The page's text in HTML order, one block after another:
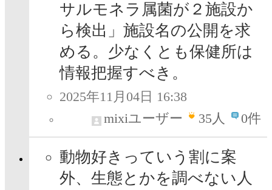
サルモネラ属菌が２施設か
ら検出」施設名の公開を求
める。少なくとも保健所は
情報把握すべき。
2025年11月04日 16:38
mixiユーザー
35人 0件
動物好きっていう割に案
外、生態とかを調べない人